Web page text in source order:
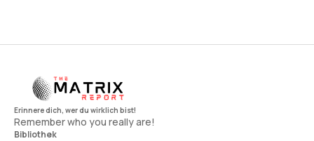
Remember who you really are!
Bibliothek